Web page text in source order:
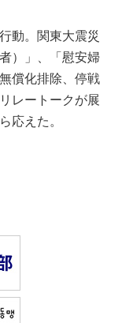
動。関東大震災
）」、「慰安婦
償化排除、停戦
レートークが展
応えた。